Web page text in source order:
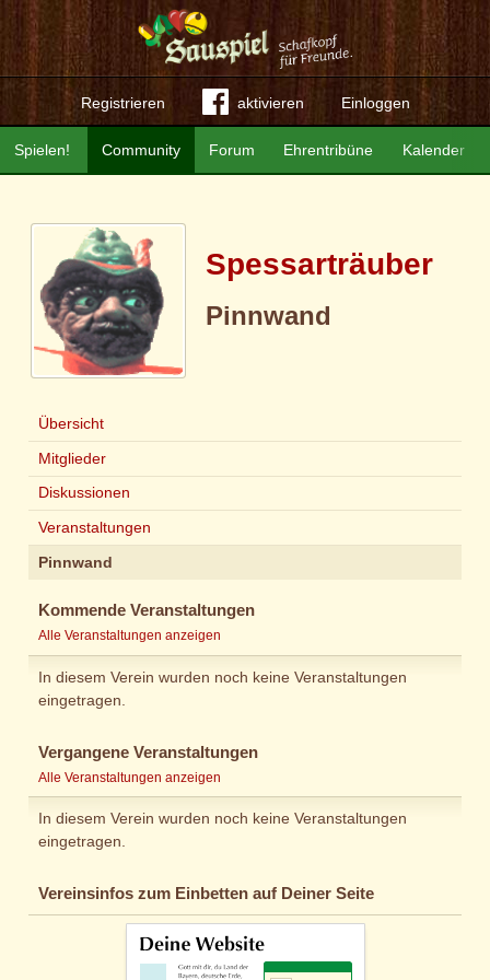
Registrieren aktivieren Einloggen
Community Forum Ehrentribüne Kalender
Spielen!
Spessarträuber
Pinnwand
Übersicht
Mitglieder
Diskussionen
Veranstaltungen
Pinnwand
Kommende Veranstaltungen
Alle Veranstaltungen anzeigen
In diesem Verein wurden noch keine Veranstaltungen
eingetragen.
Vergangene Veranstaltungen
Alle Veranstaltungen anzeigen
In diesem Verein wurden noch keine Veranstaltungen
eingetragen.
Vereinsinfos zum Einbetten auf Deiner Seite